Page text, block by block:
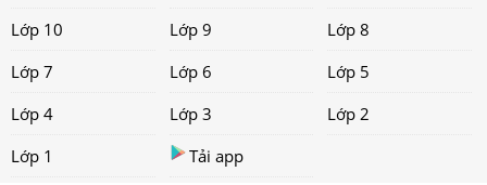
Lớp 10
Lớp 9
Lớp 8
Lớp 7
Lớp 6
Lớp 5
Lớp 4
Lớp 3
Lớp 2
Lớp 1
Tải app